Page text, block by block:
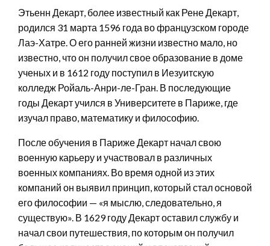
Этьенн Декарт, более известный как Рене Декарт,
родился 31 марта 1596 года во французском городе
Лаэ-Хатре. О его ранней жизни известно мало, но
известно, что он получил свое образование в доме
ученых и в 1612 году поступил в Иезуитскую
колледж Ройаль-Анри-ле-Гран. В последующие
годы Декарт учился в Университете в Париже, где
изучал право, математику и философию.
После обучения в Париже Декарт начал свою
военную карьеру и участвовал в различных
военных компаниях. Во время одной из этих
компаний он выявил принцип, который стал основой
его философии — «я мыслю, следовательно, я
существую». В 1629 году Декарт оставил службу и
начал свои путешествия, по которым он получил